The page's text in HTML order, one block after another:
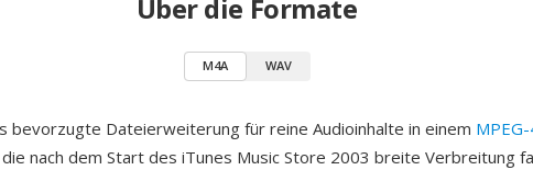
Über die Formate
M4A WAV
bevorzugte Dateierweiterung für reine Audioinhalte in einem
nach dem Start des iTunes Music Store 2003 breite Verbreitung